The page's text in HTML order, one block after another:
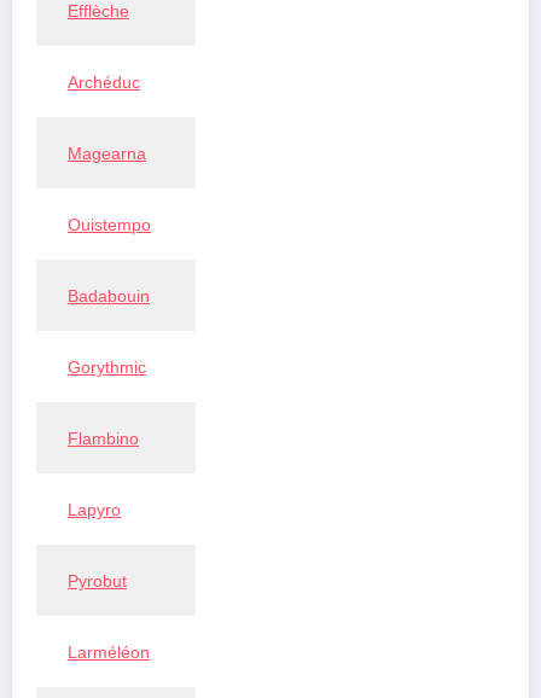
Efflèche
Archéduc
Magearna
Ouistempo
Badabouin
Gorythmic
Flambino
Lapyro
Pyrobut
Larméléon